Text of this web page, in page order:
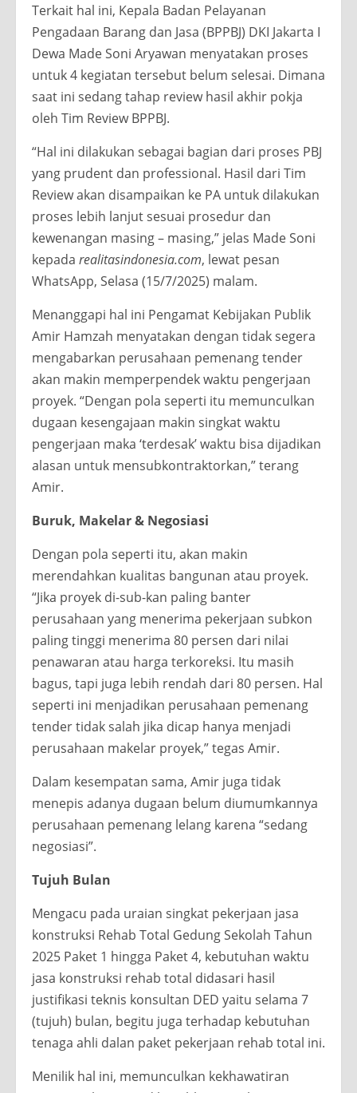
Terkait hal ini, Kepala Badan Pelayanan
Pengadaan Barang dan Jasa (BPPBJ) DKI Jakarta I
Dewa Made Soni Aryawan menyatakan proses
untuk 4 kegiatan tersebut belum selesai. Dimana
saat ini sedang tahap review hasil akhir pokja
oleh Tim Review BPPBJ.
“Hal ini dilakukan sebagai bagian dari proses PBJ
yang prudent dan professional. Hasil dari Tim
Review akan disampaikan ke PA untuk dilakukan
proses lebih lanjut sesuai prosedur dan
kewenangan masing – masing,” jelas Made Soni
kepada realitasindonesia.com, lewat pesan
WhatsApp, Selasa (15/7/2025) malam.
Menanggapi hal ini Pengamat Kebijakan Publik
Amir Hamzah menyatakan dengan tidak segera
mengabarkan perusahaan pemenang tender
akan makin memperpendek waktu pengerjaan
proyek. “Dengan pola seperti itu memunculkan
dugaan kesengajaan makin singkat waktu
pengerjaan maka ‘terdesak’ waktu bisa dijadikan
alasan untuk mensubkontraktorkan,” terang
Amir.
Buruk, Makelar & Negosiasi
Dengan pola seperti itu, akan makin
merendahkan kualitas bangunan atau proyek.
“Jika proyek di-sub-kan paling banter
perusahaan yang menerima pekerjaan subkon
paling tinggi menerima 80 persen dari nilai
penawaran atau harga terkoreksi. Itu masih
bagus, tapi juga lebih rendah dari 80 persen. Hal
seperti ini menjadikan perusahaan pemenang
tender tidak salah jika dicap hanya menjadi
perusahaan makelar proyek,” tegas Amir.
Dalam kesempatan sama, Amir juga tidak
menepis adanya dugaan belum diumumkannya
perusahaan pemenang lelang karena “sedang
negosiasi”.
Tujuh Bulan
Mengacu pada uraian singkat pekerjaan jasa
konstruksi Rehab Total Gedung Sekolah Tahun
2025 Paket 1 hingga Paket 4, kebutuhan waktu
jasa konstruksi rehab total didasari hasil
justifikasi teknis konsultan DED yaitu selama 7
(tujuh) bulan, begitu juga terhadap kebutuhan
tenaga ahli dalan paket pekerjaan rehab total ini.
Menilik hal ini, memunculkan kekhawatiran